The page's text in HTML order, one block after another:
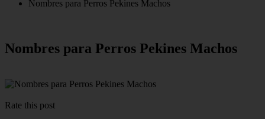
Nombres para Perros Pekines Machos
Nombres para Perros Pekines Machos
Rate this post